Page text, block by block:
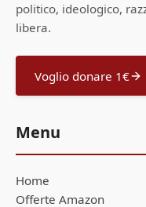
politico, ideologico,
libera.
Voglio donare 1€
Menu
Home
Offerte Amazon